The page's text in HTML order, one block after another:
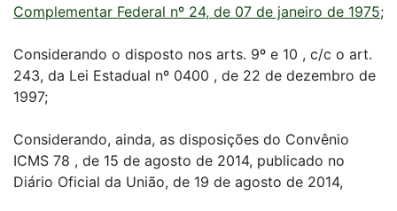
Complementar Federal nº 24, de 07 de janeiro de 1975;
Considerando o disposto nos arts. 9º e 10 , c/c o art.
243, da Lei Estadual nº 0400 , de 22 de dezembro de
1997;
Considerando, ainda, as disposições do Convênio
ICMS 78 , de 15 de agosto de 2014, publicado no
Diário Oficial da União, de 19 de agosto de 2014,